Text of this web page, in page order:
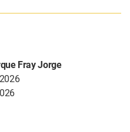
Fray Jorge